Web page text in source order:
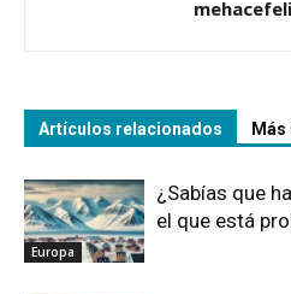
Artículos relacionados
Europa
¿Sabías que
el que está